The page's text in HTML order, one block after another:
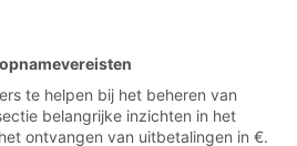
te helpen bij het beheren van
belangrijke inzichten in het
ontvangen van uitbetalingen in €.